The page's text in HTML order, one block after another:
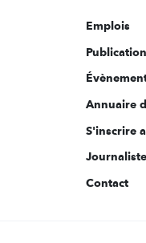
Emplois
Annuaire
S'inscrire
Contact